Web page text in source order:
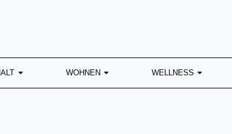
WOHNEN WELLNESS